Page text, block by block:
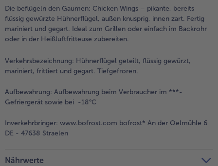
Die beflügeln den Gaumen: Chicken Wings – pikante, bereits
flüssig gewürzte Hühnerflügel, außen knusprig, innen zart. Fertig
mariniert und gegart. Ideal zum Grillen oder einfach im Backrohr
oder in der Heißluftfritteuse zubereiten.
Verkehrsbezeichnung: Hühnerflügel geteilt, flüssig gewürzt,
mariniert, frittiert und gegart. Tiefgefroren.
Aufbewahrung: Aufbewahrung beim Verbraucher im ***-
Gefriergerät sowie bei -18°C
Inverkehrbringer: www.bofrost.com bofrost* An der Oelmühle 6
DE - 47638 Straelen
Nährwerte